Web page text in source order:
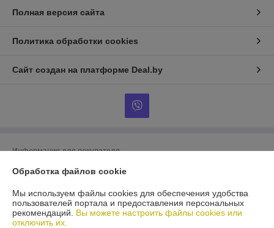
Полная версия сайта
Политика обработки cookies
Сайт создан на платформе Deal.by
Информация для покупателя
Юридическое лицо:ООО «БигВал»
Регистрационный номер ЕГР: 193084737
УНП: 193084737
Обработка файлов cookie
Мы используем файлы cookies для обеспечения удобства
пользователей портала и предоставления персональных
рекомендаций. Вы можете настроить файлы cookies или
отключить их.